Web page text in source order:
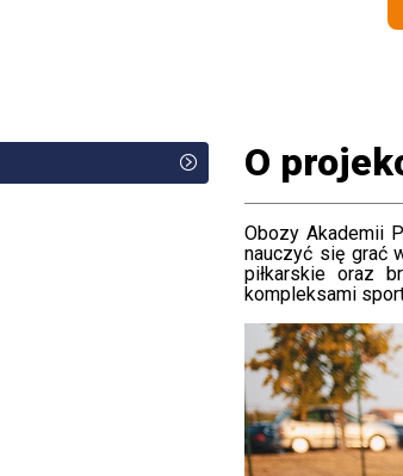
O
Obozy Akademii
nauczyć się grać
piłkarskie oraz
kompleksami